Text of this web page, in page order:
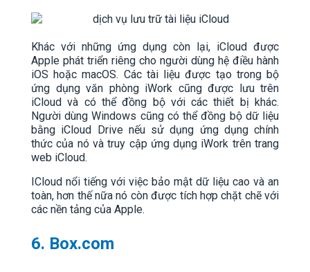
Khác với những ứng dụng còn lại, iCloud được
Apple phát triển riêng cho người dùng hệ điều hành
iOS hoặc macOS. Các tài liệu được tạo trong bộ
ứng dụng văn phòng iWork cũng được lưu trên
iCloud và có thể đồng bộ với các thiết bị khác.
Người dùng Windows cũng có thể đồng bộ dữ liệu
bằng iCloud Drive nếu sử dụng ứng dụng chính
thức của nó và truy cập ứng dụng iWork trên trang
web iCloud.
ICloud nổi tiếng với việc bảo mật dữ liệu cao và an
toàn, hơn thế nữa nó còn được tích hợp chặt chẽ với
các nền tảng của Apple.
6. Box.com